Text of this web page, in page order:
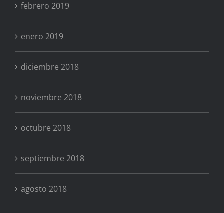
febrero 2019
enero 2019
diciembre 2018
noviembre 2018
octubre 2018
septiembre 2018
agosto 2018